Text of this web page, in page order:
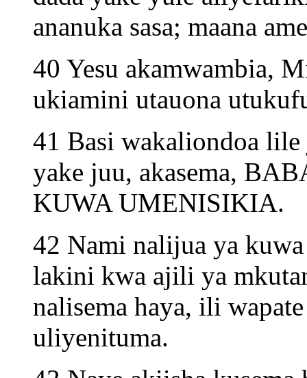
ananuka sasa; maana
40 Yesu akamwambia,
ukiamini utauona
41 Basi wakaliondoa lile
yake juu, akasema,
KUWA UMENISIKIA.
42 Nami nalijua ya
lakini kwa ajili ya
nalisema haya, ili
uliyenituma.